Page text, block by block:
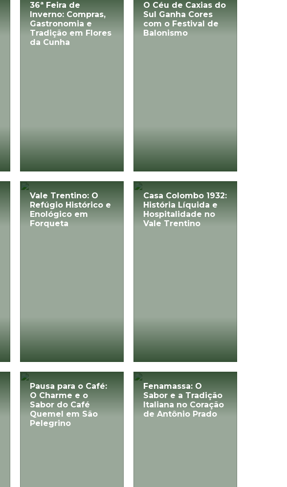
36ª Feira de
Inverno: Compras,
Gastronomia e
Tradição em Flores
da Cunha
O Céu de Caxias do
Sul Ganha Cores
com o Festival de
Balonismo
Vale Trentino: O
Refúgio Histórico e
Enológico em
Forqueta
Casa Colombo 1932:
História Líquida e
Hospitalidade no
Vale Trentino
Pausa para o Café:
O Charme e o
Sabor do Café
Quemel em São
Pelegrino
Fenamassa: O
Sabor e a Tradição
Italiana no Coração
de Antônio Prado